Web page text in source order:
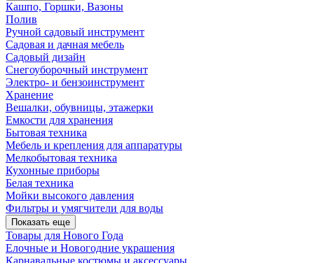
Кашпо, Горшки, Вазоны
Полив
Ручной садовый инструмент
Садовая и дачная мебель
Садовый дизайн
Снегоуборочный инструмент
Электро- и бензоинструмент
Хранение
Вешалки, обувницы, этажерки
Емкости для хранения
Бытовая техника
Мебель и крепления для аппаратуры
Мелкобытовая техника
Кухонные приборы
Белая техника
Мойки высокого давления
Фильтры и умягчители для воды
Показать еще
Товары для Нового Года
Елочные и Новогодние украшения
Карнавальные костюмы и аксессуары